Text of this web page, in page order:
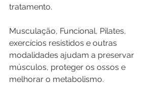
tratamento.
Musculação, Funcional, Pilates,
exercícios resistidos e outras
modalidades ajudam a preservar
músculos, proteger os ossos e
melhorar o metabolismo.